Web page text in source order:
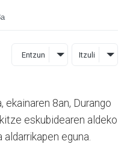
Entzun Itzuli
ekainaren 8an, Durango
eskubidearen aldeko
eguna.